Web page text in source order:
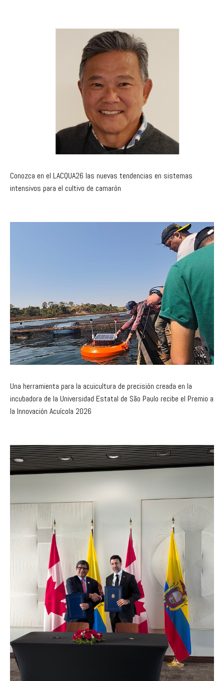
Conozca en el LACQUA26 las nuevas tendencias en sistemas
intensivos para el cultivo de camarón
Una herramienta para la acuicultura de precisión creada en la
incubadora de la Universidad Estatal de São Paulo recibe el Premio a
la Innovación Acuícola 2026